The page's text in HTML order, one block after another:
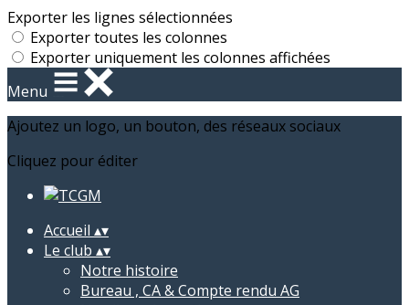
Exporter les lignes sélectionnées
Exporter toutes les colonnes
Exporter uniquement les colonnes affichées
Menu
Ajoutez un logo, un bouton, des réseaux sociaux
Cliquez pour éditer
Accueil ▴▾
Le club ▴▾
Notre histoire
Bureau , CA & Compte rendu AG